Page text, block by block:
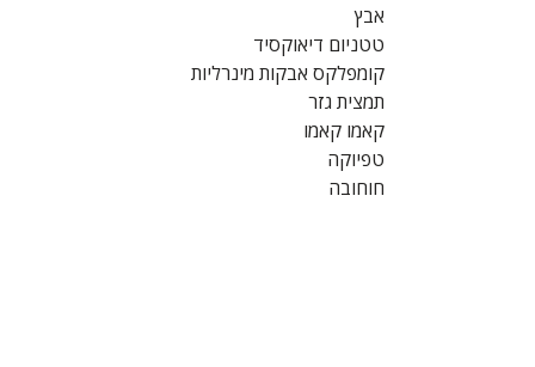
אבץ
טטניום דיאוקסיד
קומפלקס אבקות מינרליות
תמצית גזר
קאמו קאמו
טפיוקה
חוחובה